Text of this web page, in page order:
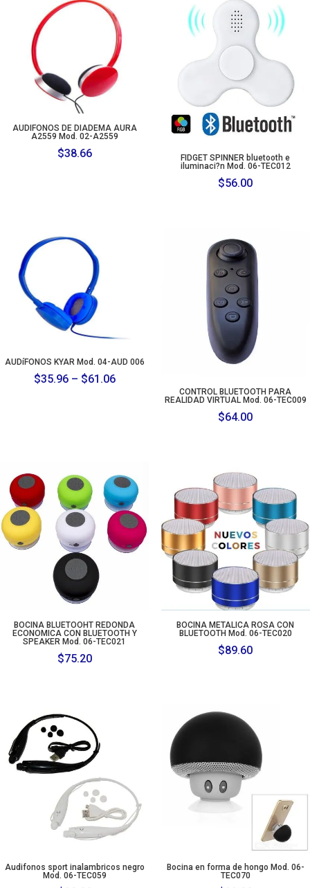
AUDIFONOS DE DIADEMA AURA
A2559 Mod. 02-A2559
$38.66
FIDGET SPINNER bluetooth e
iluminaci?n Mod. 06-TEC012
$56.00
AUDíFONOS KYAR Mod. 04-AUD 006
$35.96 – $61.06Price
CONTROL BLUETOOTH PARA
REALIDAD VIRTUAL Mod. 06-TEC009
$64.00
BOCINA BLUETOOHT REDONDA
ECONOMICA CON BLUETOOTH Y
SPEAKER Mod. 06-TEC021
$75.20
BOCINA METALICA ROSA CON
BLUETOOTH Mod. 06-TEC020
$89.60
Audifonos sport inalambricos negro
Mod. 06-TEC059
Bocina en forma de hongo Mod. 06-
TEC070